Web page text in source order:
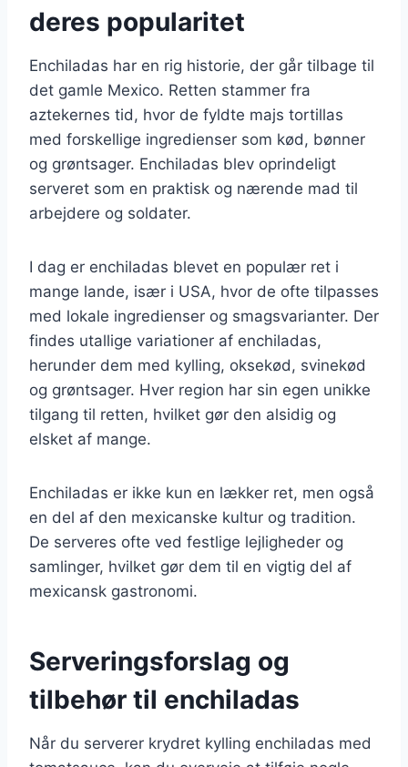
deres popularitet
Enchiladas har en rig historie, der går tilbage til
det gamle Mexico. Retten stammer fra
aztekernes tid, hvor de fyldte majs tortillas
med forskellige ingredienser som kød, bønner
og grøntsager. Enchiladas blev oprindeligt
serveret som en praktisk og nærende mad til
arbejdere og soldater.
I dag er enchiladas blevet en populær ret i
mange lande, især i USA, hvor de ofte tilpasses
med lokale ingredienser og smagsvarianter. Der
findes utallige variationer af enchiladas,
herunder dem med kylling, oksekød, svinekød
og grøntsager. Hver region har sin egen unikke
tilgang til retten, hvilket gør den alsidig og
elsket af mange.
Enchiladas er ikke kun en lækker ret, men også
en del af den mexicanske kultur og tradition.
De serveres ofte ved festlige lejligheder og
samlinger, hvilket gør dem til en vigtig del af
mexicansk gastronomi.
Serveringsforslag og
tilbehør til enchiladas
Når du serverer krydret kylling enchiladas med